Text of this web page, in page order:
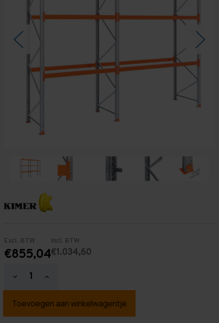
Excl. BTW
€855,04
Incl. BTW
€1.034,60
Hoeveelheid
verlagen
Palletstelling
mm
Hoeveelheid
verhogen
Palletstelling
mm